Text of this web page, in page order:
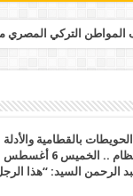
المواطن التركي المصري
الحويطات بالقطامية والأدلة
تفضح مزاعم داخلية النظام .. الخميس 6 أغسطس
عبد الرحمن السيد: “هذا